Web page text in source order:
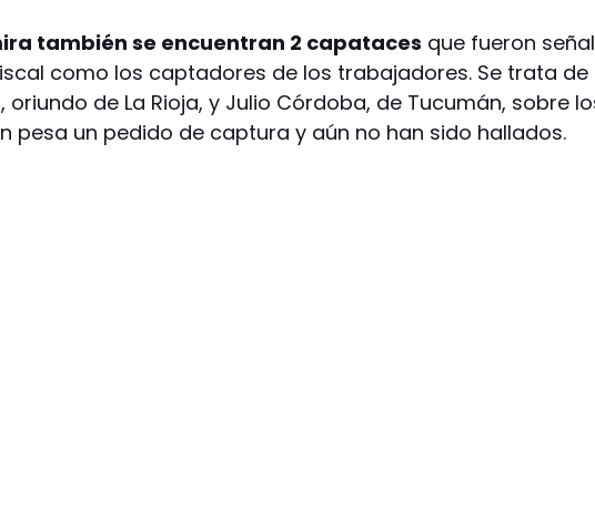
también se encuentran 2 capataces que fueron
como los captadores de los trabajadores. Se trata de
oriundo de La Rioja, y Julio Córdoba, de Tucumán, sobre
pesa un pedido de captura y aún no han sido hallados.